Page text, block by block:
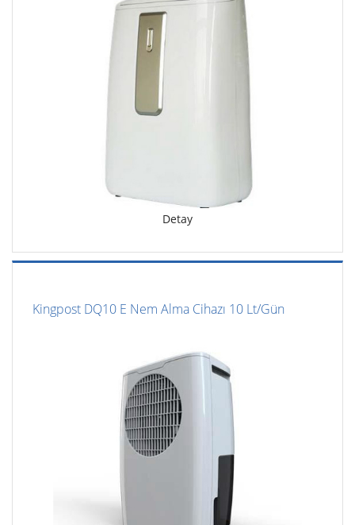
Detay
Kingpost DQ10 E Nem Alma Cihazı 10 Lt/Gün